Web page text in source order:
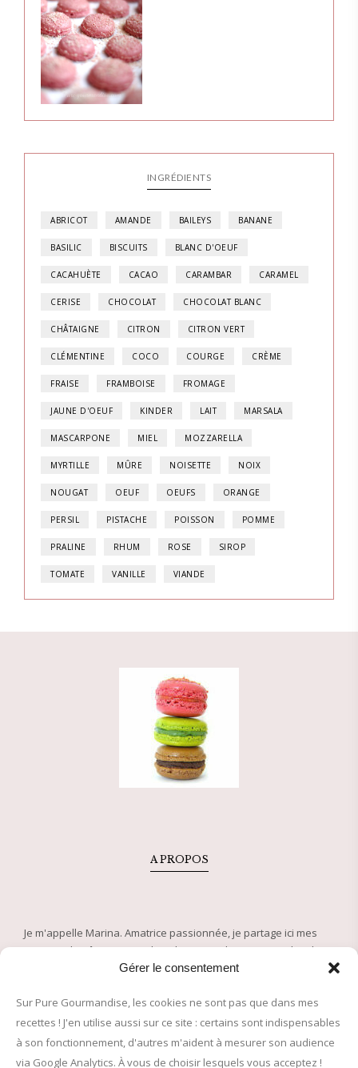
Gérer le consentement
Sur Pure Gourmandise, les cookies ne sont pas que dans mes
recettes ! J'en utilise aussi sur ce site : certains sont indispensables
à son fonctionnement, d'autres m'aident à mesurer son audience
via Google Analytics. À vous de choisir lesquels vous acceptez !
INGRÉDIENTS
ABRICOT AMANDE BAILEYS BANANE
BASILIC BISCUITS BLANC D'OEUF
CACAHUÈTE CACAO CARAMBAR CARAMEL
CERISE CHOCOLAT CHOCOLAT BLANC
CHÂTAIGNE CITRON CITRON VERT
CLÉMENTINE COCO COURGE CRÈME
FRAISE FRAMBOISE FROMAGE
JAUNE D'OEUF KINDER LAIT MARSALA
MASCARPONE MIEL MOZZARELLA
MYRTILLE MÛRE NOISETTE NOIX
NOUGAT OEUF OEUFS ORANGE
PERSIL PISTACHE POISSON POMME
PRALINE RHUM ROSE SIROP
TOMATE VANILLE VIANDE
A PROPOS
Je m'appelle Marina. Amatrice passionnée, je partage ici mes
recettes de pâtisserie et plats de saison depuis 2005. Plus de
500 recettes approuvées pour régaler petits et grands !
INFORMATIONS LÉGALES